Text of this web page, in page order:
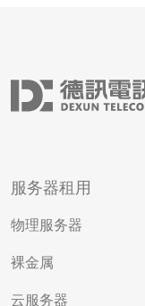
服务器租用
物理服务器
裸金属
云服务器